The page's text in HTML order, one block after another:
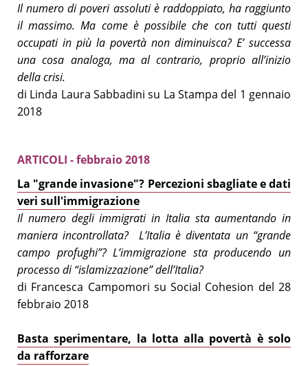
Il numero di poveri assoluti è raddoppiato, ha raggiunto
il massimo. Ma come è possibile che con tutti questi
occupati in più la povertà non diminuisca? E’ successa
una cosa analoga, ma al contrario, proprio all’inizio
della crisi.
di Linda Laura Sabbadini su La Stampa del 1 gennaio
2018
ARTICOLI - febbraio 2018
La "grande invasione"? Percezioni sbagliate e dati
veri sull'immigrazione
Il numero degli immigrati in Italia sta aumentando in
maniera incontrollata? L’Italia è diventata un “grande
campo profughi”? L’immigrazione sta producendo un
processo di “islamizzazione” dell’Italia?
di Francesca Campomori su Social Cohesion del 28
febbraio 2018
Basta sperimentare, la lotta alla povertà è solo
da rafforzare